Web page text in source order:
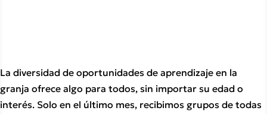
La diversidad de oportunidades de aprendizaje en la
granja ofrece algo para todos, sin importar su edad o
interés. Solo en el último mes, recibimos grupos de todas